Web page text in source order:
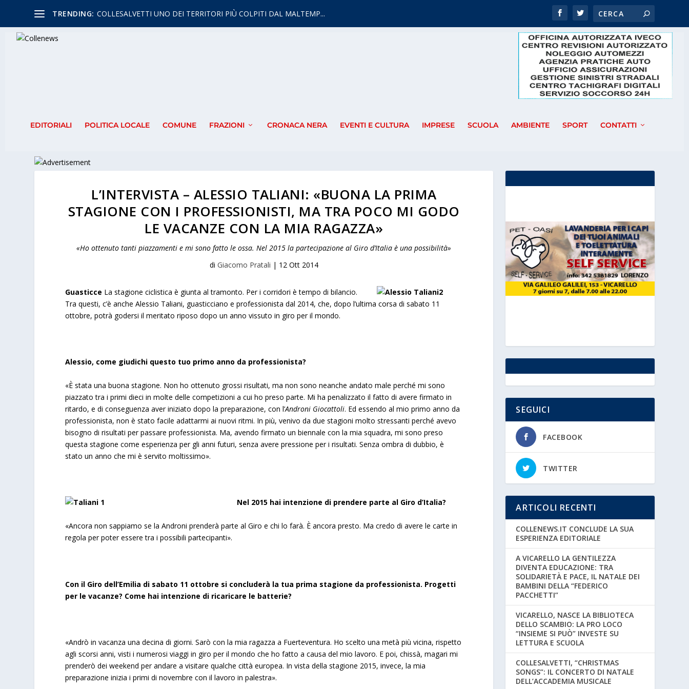
TRENDING: COLLESALVETTI UNO DEI TERRITORI PIÙ COLPITI DAL MALTEMP...
EDITORIALI POLITICA LOCALE COMUNE FRAZIONI CRONACA NERA EVENTI E CULTURA IMPRESE SCUOLA AMBIENTE SPORT CONTATTI
L’INTERVISTA – ALESSIO TALIANI: «BUONA LA PRIMA
STAGIONE CON I PROFESSIONISTI, MA TRA POCO MI GODO
LE VACANZE CON LA MIA RAGAZZA»
«Ho ottenuto tanti piazzamenti e mi sono fatto le ossa. Nel 2015 la partecipazione al Giro d’Italia è una possibilità»
di Giacomo Pratali | 12 Ott 2014
Guasticce La stagione ciclistica è giunta al tramonto. Per i corridori è tempo di bilancio.
Tra questi, c’è anche Alessio Taliani, guasticciano e professionista dal 2014, che, dopo l’ultima corsa di sabato 11
ottobre, potrà godersi il meritato riposo dopo un anno vissuto in giro per il mondo.
Alessio, come giudichi questo tuo primo anno da professionista?
«È stata una buona stagione. Non ho ottenuto grossi risultati, ma non sono neanche andato male perché mi sono
piazzato tra i primi dieci in molte delle competizioni a cui ho preso parte. Mi ha penalizzato il fatto di avere firmato in
ritardo, e di conseguenza aver iniziato dopo la preparazione, con l’Androni Giocattoli. Ed essendo al mio primo anno da
professionista, non è stato facile adattarmi ai nuovi ritmi. In più, venivo da due stagioni molto stressanti perché avevo
bisogno di risultati per passare professionista. Ma, avendo firmato un biennale con la mia squadra, mi sono preso
questa stagione come esperienza per gli anni futuri, senza avere pressione per i risultati. Senza ombra di dubbio, è
stato un anno che mi è servito moltissimo».
Nel 2015 hai intenzione di prendere parte al Giro d’Italia?
«Ancora non sappiamo se la Androni prenderà parte al Giro e chi lo farà. È ancora presto. Ma credo di avere le carte in
regola per poter essere tra i possibili partecipanti».
Con il Giro dell’Emilia di sabato 11 ottobre si concluderà la tua prima stagione da professionista. Progetti
per le vacanze? Come hai intenzione di ricaricare le batterie?
«Andrò in vacanza una decina di giorni. Sarò con la mia ragazza a Fuerteventura. Ho scelto una metà più vicina, rispetto
agli scorsi anni, visti i numerosi viaggi in giro per il mondo che ho fatto a causa del mio lavoro. E poi, chissà, magari mi
prenderò dei weekend per andare a visitare qualche città europea. In vista della stagione 2015, invece, la mia
preparazione inizia i primi di novembre con il lavoro in palestra».
SEGUICI
FACEBOOK
TWITTER
ARTICOLI RECENTI
COLLENEWS.IT CONCLUDE LA SUA
ESPERIENZA EDITORIALE
A VICARELLO LA GENTILEZZA
DIVENTA EDUCAZIONE: TRA
SOLIDARIETÀ E PACE, IL NATALE DEI
BAMBINI DELLA “FEDERICO
PACCHETTI”
VICARELLO, NASCE LA BIBLIOTECA
DELLO SCAMBIO: LA PRO LOCO
“INSIEME SI PUÒ” INVESTE SU
LETTURA E SCUOLA
COLLESALVETTI, “CHRISTMAS
SONGS”: IL CONCERTO DI NATALE
DELL’ACCADEMIA MUSICALE